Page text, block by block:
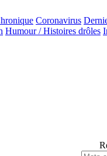
Coronavirus
Humour / Histoires drôles